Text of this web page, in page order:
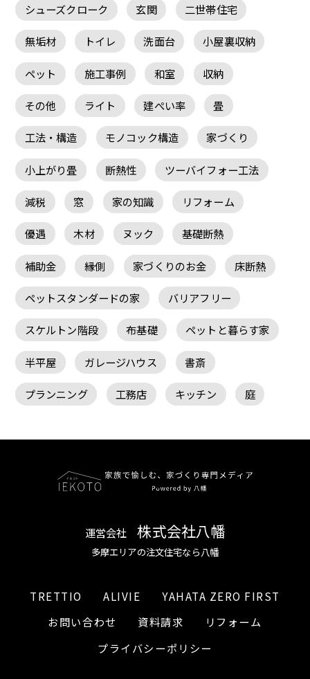
シューズクローク 玄関 二世帯住宅
無垢材 トイレ 洗面台 小屋裏収納
ペット 施工事例 和室 収納
その他 ライト 建ぺい率 畳
工法・構造 モノコック構造 家づくり
小上がり畳 断熱性 ツーバイフォー工法
減税 窓 家の知識 リフォーム
優遇 木材 ヌック 基礎断熱
補助金 縁側 家づくりのお金 床断熱
ペットスタンダードの家 バリアフリー
スケルトン階段 布基礎 ペットと暮らす家
半平屋 ガレージハウス 書斎
プランニング 工務店 キッチン 庭
運営会社 株式会社八幡
多摩エリアの注文住宅なら八幡
TRETTIO ALIVIE
YAHATA ZERO FIRST
お問い合わせ
資料請求
リフォーム
プライバシーポリシー